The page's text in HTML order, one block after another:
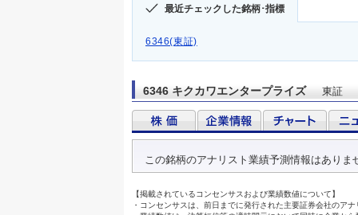
最近チェックした銘柄･指標
6346(東証)
6346 キクカワエンタープライズ 東証